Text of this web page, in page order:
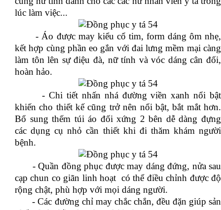
lúc làm việc...
- Áo được may kiểu cổ tim, form dáng ôm nhẹ,
kết hợp cùng phần eo gắn với đai lưng mềm mại càng
làm tôn lên sự điệu đà, nữ tính và vóc dáng cân đối,
hoàn hảo.
- Chi tiết nhấn nhá đường viền xanh nổi bật
khiến cho thiết kế cũng trở nên nổi bật, bắt mắt hơn.
Bổ sung thếm túi áo đối xứng 2 bên dễ dàng đựng
các dụng cụ nhỏ cần thiết khi đi thăm khám người
bệnh.
- Quần đồng phục được may dáng đứng, nửa sau
cạp chun co giãn linh hoạt có thể điều chỉnh được độ
rộng chật, phù hợp với mọi dáng người.
- Các đường chỉ may chắc chắn, đều đặn giúp sản